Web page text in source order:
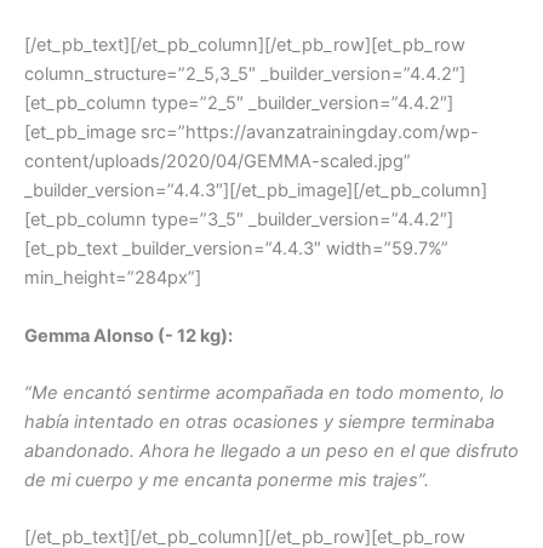
[/et_pb_text][/et_pb_column][/et_pb_row][et_pb_row
column_structure=”2_5,3_5″ _builder_version=”4.4.2″]
[et_pb_column type=”2_5″ _builder_version=”4.4.2″]
[et_pb_image src=”https://avanzatrainingday.com/wp-
content/uploads/2020/04/GEMMA-scaled.jpg”
_builder_version=”4.4.3″][/et_pb_image][/et_pb_column]
[et_pb_column type=”3_5″ _builder_version=”4.4.2″]
[et_pb_text _builder_version=”4.4.3″ width=”59.7%”
min_height=”284px”]
Gemma Alonso (- 12 kg):
“Me encantó sentirme acompañada en todo momento, lo
había intentado en otras ocasiones y siempre terminaba
abandonado. Ahora he llegado a un peso en el que disfruto
de mi cuerpo y me encanta ponerme mis trajes”.
[/et_pb_text][/et_pb_column][/et_pb_row][et_pb_row